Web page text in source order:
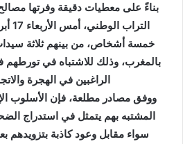
ا
إ
ل
ك
ت
ر
بناءً على معطيات دقيقة وفرتها مصالح
خمسة أشخاص، من بينهم ثلاثة
بالمغرب، وذلك للاشتباه في تورطهم
الراغبين في الهجرة
ووفق مصادر مطلعة، فإن الأسلوب
المشتبه بهم يتمثل في استدراج
سواء مقابل وعود كاذبة بتزويدهم